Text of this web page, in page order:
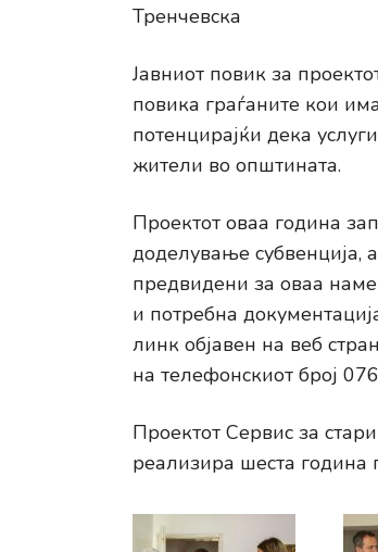
Тренчевска
Јавниот повик за
повика граѓаните кои
потенцирајќи дека
жители во општината.
Проектот оваа година
доделување субвенција,
предвидени за оваа
и потребна
линк објавен на веб
на телефонскиот број
Проектот Сервис за
реализира шеста година